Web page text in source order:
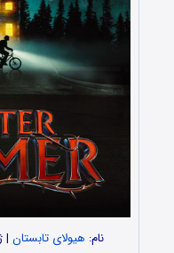
نام: هیولای تابستان |